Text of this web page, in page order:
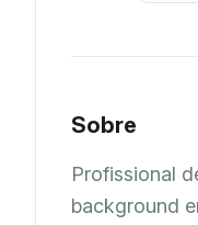
Sobre
Profissional
background